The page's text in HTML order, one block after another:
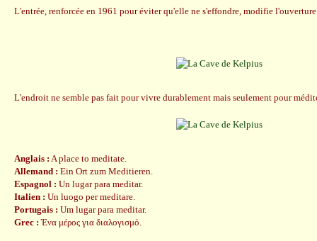
L'entrée, renforcée en 1961 pour éviter qu'elle ne s'effondre, modifie
L'endroit ne semble pas fait pour vivre durablement mais seulement pour
Anglais : A place to meditate.
Allemand : Ein Ort zum Meditieren.
Espagnol : Un lugar para meditar.
Italien : Un luogo per meditare.
Portugais : Um lugar para meditar.
Grec : Ένα μέρος για διαλογισμό.